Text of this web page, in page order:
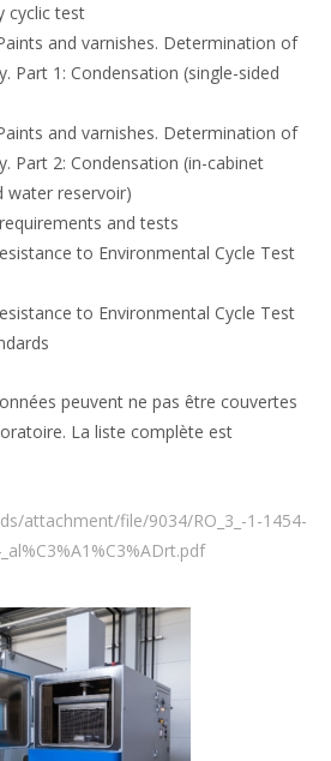
cyclic test
and varnishes. Determination of
Part 1: Condensation (single-sided
and varnishes. Determination of
Part 2: Condensation (in-cabinet
water reservoir)
and tests
to Environmental Cycle Test
to Environmental Cycle Test
peuvent ne pas être couvertes
La liste complète est
attachment/file/9034/RO_3_-1-1454-